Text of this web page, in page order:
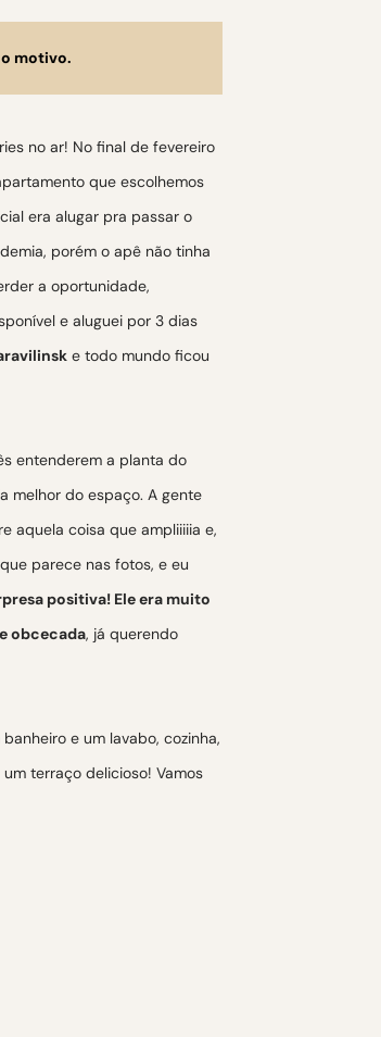
motivo.
no ar! No final de fevereiro
que escolhemos
era alugar pra passar o
porém o apê não tinha
a oportunidade,
e aluguei por 3 dias
e todo mundo ficou
entenderem a planta do
melhor do espaço. A gente
aquela coisa que ampliiiiia e,
parece nas fotos, e eu
positiva! Ele era muito
obcecada, já querendo
e um lavabo, cozinha,
terraço delicioso! Vamos